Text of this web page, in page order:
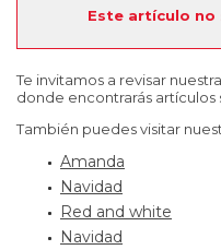
Este artículo no
Te invitamos a revisar
donde encontrarás artículos
También puedes visitar
Amanda
Navidad
Red and white
Navidad